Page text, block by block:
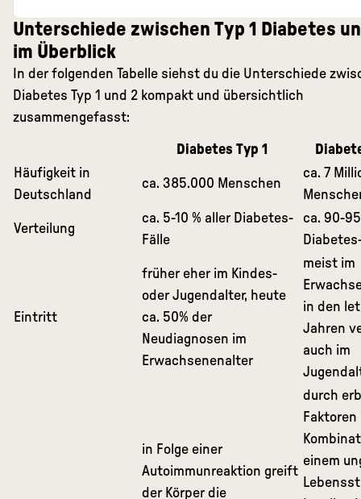
Unterschiede zwischen Typ 1 Diabetes
im Überblick
In der folgenden Tabelle siehst du die Unterschiede
Diabetes Typ 1 und 2 kompakt und übersichtlich
zusammengefasst:
Diabetes Typ 1
Häufigkeit in
Deutschland
ca. 385.000 Menschen
ca. 7
Verteilung
ca. 5-10 % aller Diabetes-
Fälle
ca. 90-
Eintritt
früher eher im Kindes-
oder Jugendalter, heute
ca. 50% der
Neudiagnosen im
Erwachsenenalter
meist im
in den
Jahren
auch im
in Folge einer
Autoimmunreaktion greift
der Körper die
durch
Faktoren
einem